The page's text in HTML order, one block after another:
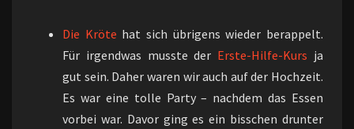
Die Kröte hat sich übrigens wieder berappelt.
Für irgendwas musste der Erste-Hilfe-Kurs ja
gut sein. Daher waren wir auch auf der Hochzeit.
Es war eine tolle Party – nachdem das Essen
vorbei war. Davor ging es ein bisschen drunter